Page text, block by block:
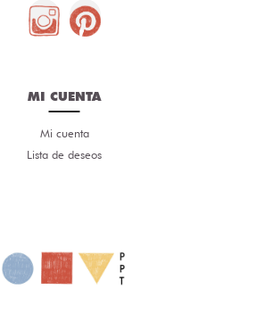
MI CUENTA
Mi cuenta
Lista de deseos